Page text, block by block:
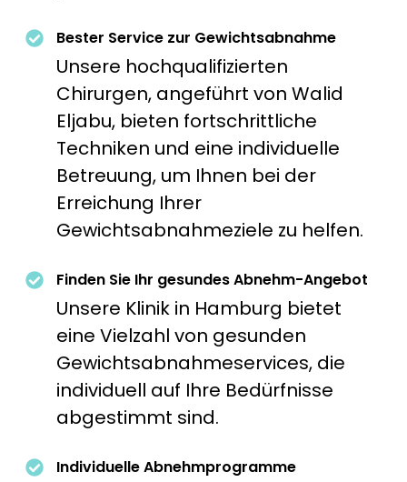
Bester Service zur Gewichtsabnahme
Unsere hochqualifizierten
Chirurgen, angeführt von Walid
Eljabu, bieten fortschrittliche
Techniken und eine individuelle
Betreuung, um Ihnen bei der
Erreichung Ihrer
Gewichtsabnahmeziele zu helfen.
Finden Sie Ihr gesundes Abnehm-Angebot
Unsere Klinik in Hamburg bietet
eine Vielzahl von gesunden
Gewichtsabnahmeservices, die
individuell auf Ihre Bedürfnisse
abgestimmt sind.
Individuelle Abnehmprogramme